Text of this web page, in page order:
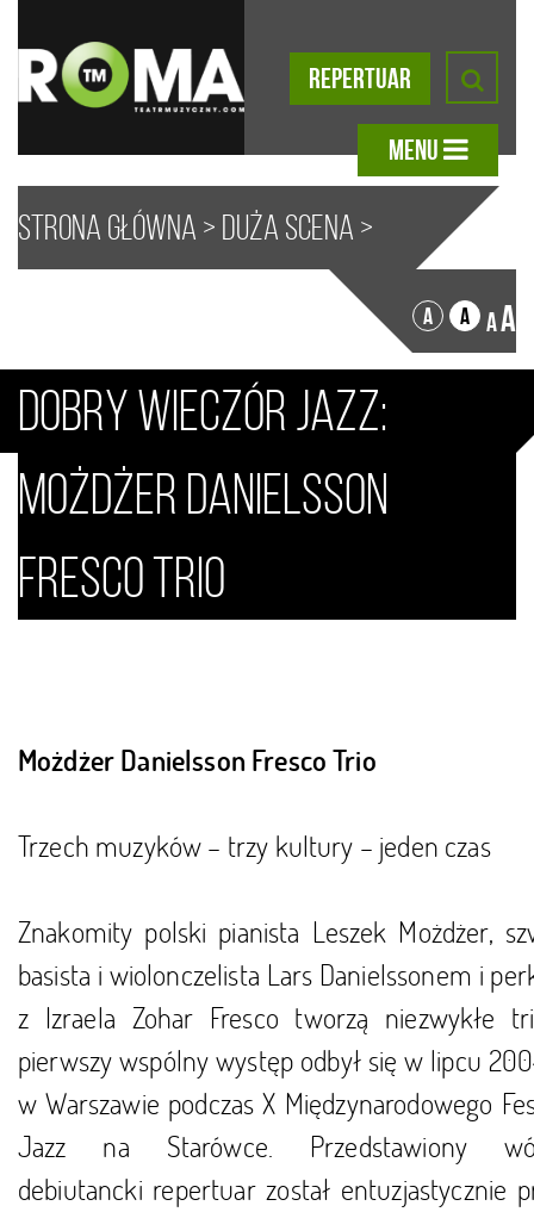
REPERTUAR
MENU
Strona główna > Duża scena >
wieczór jazz: Możdżer
Danielsson Fresco Trio
A A AA
Dobry wieczór jazz:
Możdżer Danielsson
Fresco Trio
Możdżer Danielsson Fresco Trio
Trzech muzyków – trzy kultury – jeden czas
Znakomity polski pianista Leszek Możdżer,
basista i wiolonczelista Lars Danielssonem i
z Izraela Zohar Fresco tworzą niezwykłe
pierwszy wspólny występ odbył się w lipcu
w Warszawie podczas X Międzynarodowego
Jazz na Starówce. Przedstawiony
debiutancki repertuar został entuzjastycznie